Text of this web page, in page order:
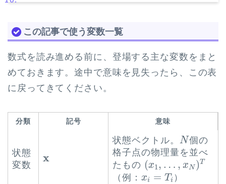
この記事で使う変数一覧
数式を読み進める前に、登場する主な変数をまと
めておきます。途中で意味を見失ったら、この表
に戻ってきてください。
分類 記号 意味
状態
変数
x
x
状態ベクトル。 N
N 個の
格子点の物理量を並べ
たもの (x1, … , xN )T
(x1,…,x N )T
（例： xi = T i
xi =T ）